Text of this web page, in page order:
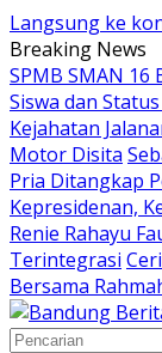
Langsung ke
Breaking News
SPMB SMAN
Siswa dan
Kejahatan
Motor Disita
Pria Ditangkap
Kepresidenan,
Renie Rahayu
Terintegrasi
Bersama